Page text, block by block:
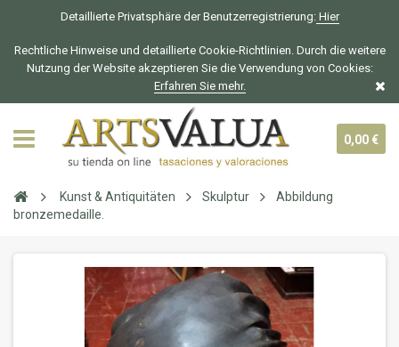
Detaillierte Privatsphäre der Benutzerregistrierung:Hier
Rechtliche Hinweise und detaillierte Cookie-Richtlinien. Durch die weitere
Nutzung der Website akzeptieren Sie die Verwendung von Cookies:
Erfahren Sie mehr.
0,00 €
Kunst & Antiquitäten Skulptur
Abbildung
bronzemedaille.